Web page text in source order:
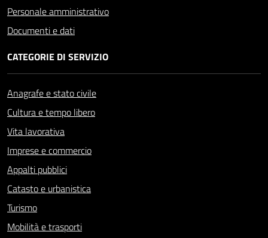
Personale amministrativo
Documenti e dati
CATEGORIE DI SERVIZIO
Anagrafe e stato civile
Cultura e tempo libero
Vita lavorativa
Imprese e commercio
Appalti pubblici
Catasto e urbanistica
Turismo
Mobilità e trasporti